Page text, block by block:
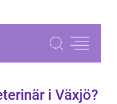
i Växjö?